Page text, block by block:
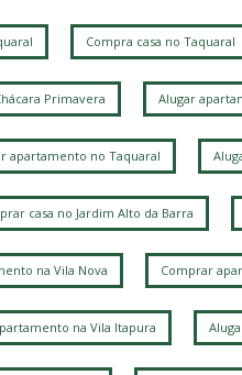
Compra casa no Taquaral
Primavera Alugar
apartamento no Taquaral
casa no Jardim Alto da Barra
na Vila Nova Comprar
na Vila Itapura